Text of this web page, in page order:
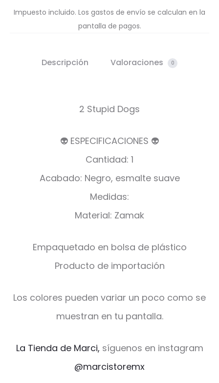
Impuesto incluido. Los gastos de envío se calculan en la
pantalla de pagos.
Descripción Valoraciones 0
2 Stupid Dogs
👽 ESPECIFICACIONES 👽
Cantidad: 1
Acabado: Negro, esmalte suave
Medidas:
Material: Zamak
Empaquetado en bolsa de plástico
Producto de importación
Los colores pueden variar un poco como se
muestran en tu pantalla.
La Tienda de Marci, síguenos en instagram
@marcistoremx